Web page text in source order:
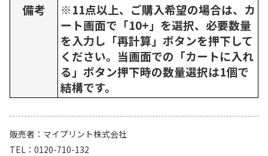
備考
※11点以上、ご購入希望の場合は、カ
ート画面で「10+」を選択、必要数量
を入力し「再計算」ボタンを押下して
ください。当画面での「カートに入れ
る」ボタン押下時の数量選択は1個で
結構です。
販売者
マイプリント株式会社
TEL
0120-710-132